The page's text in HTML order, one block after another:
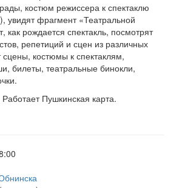
костюм режиссера к спектаклю
увидят фрагмент «Театральной
как рождается спектакль, посмотрят
репетиций и сцен из различных
сцены, костюмы к спектаклям,
билеты, театральные бинокли,
Пушкинская карта.